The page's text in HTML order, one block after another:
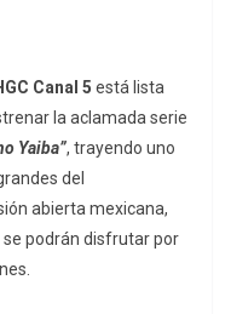
Canal 5 está lista
la aclamada serie
Yaiba”, trayendo uno
del
abierta mexicana,
se podrán disfrutar por